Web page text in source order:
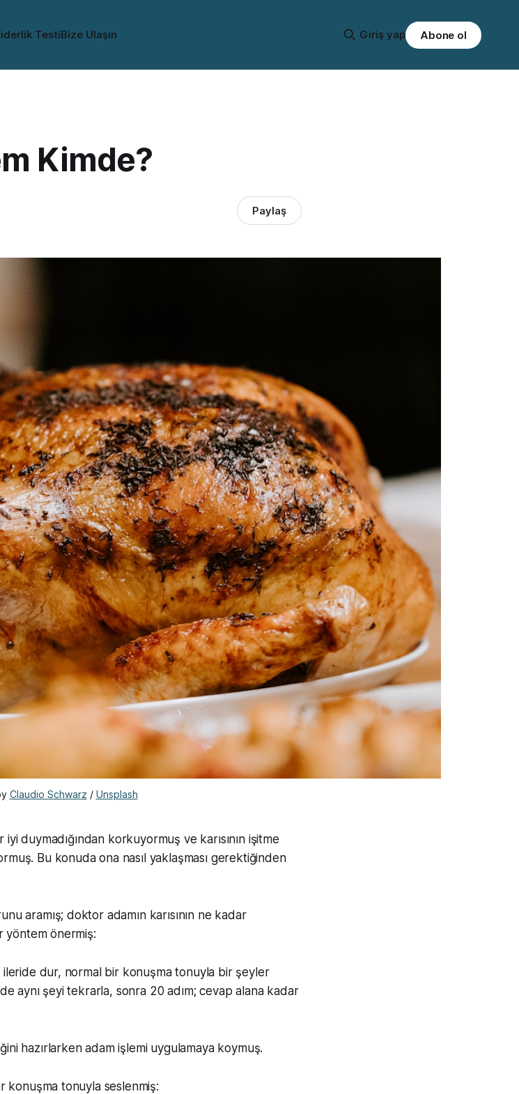
TestiBize Ulaşın Giriş yap Abone ol
Kimde?
Paylaş
Claudio Schwarz / Unsplash
iyi duymadığından korkuyormuş ve karısının işitme
Bu konuda ona nasıl yaklaşması gerektiğinden
aramış; doktor adamın karısının ne kadar
yöntem önermiş:
ileride dur, normal bir konuşma tonuyla bir şeyler
aynı şeyi tekrarla, sonra 20 adım; cevap alana kadar
hazırlarken adam işlemi uygulamaya koymuş.
konuşma tonuyla seslenmiş: